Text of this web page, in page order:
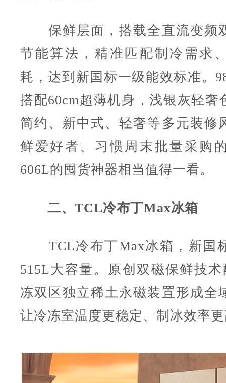
保鲜层面，搭载全直流变频
节能算法，精准匹配制冷需求
耗，达到新国标一级能效标准。
搭配60cm超薄机身，浅银灰轻奢
简约、新中式、轻奢等多元装修
鲜爱好者、习惯周末批量采购
606L的囤货神器相当值得一看。
二、TCL冷布丁Max冰箱
TCL冷布丁Max冰箱，新国
515L大容量。原创双磁保鲜技
冻双区独立稀土永磁装置形成全
让冷冻室温度更稳定、制冰效率